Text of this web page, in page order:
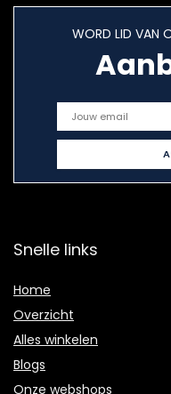
WORD LID VAN
Snelle links
Home
Overzicht
Alles winkelen
Blogs
Onze webshops